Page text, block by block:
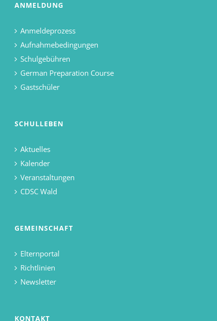
ANMELDUNG
Anmeldeprozess
Aufnahmebedingungen
Schulgebühren
German Preparation Course
Gastschüler
SCHULLEBEN
Aktuelles
Kalender
Veranstaltungen
CDSC Wald
GEMEINSCHAFT
Elternportal
Richtlinien
Newsletter
KONTAKT